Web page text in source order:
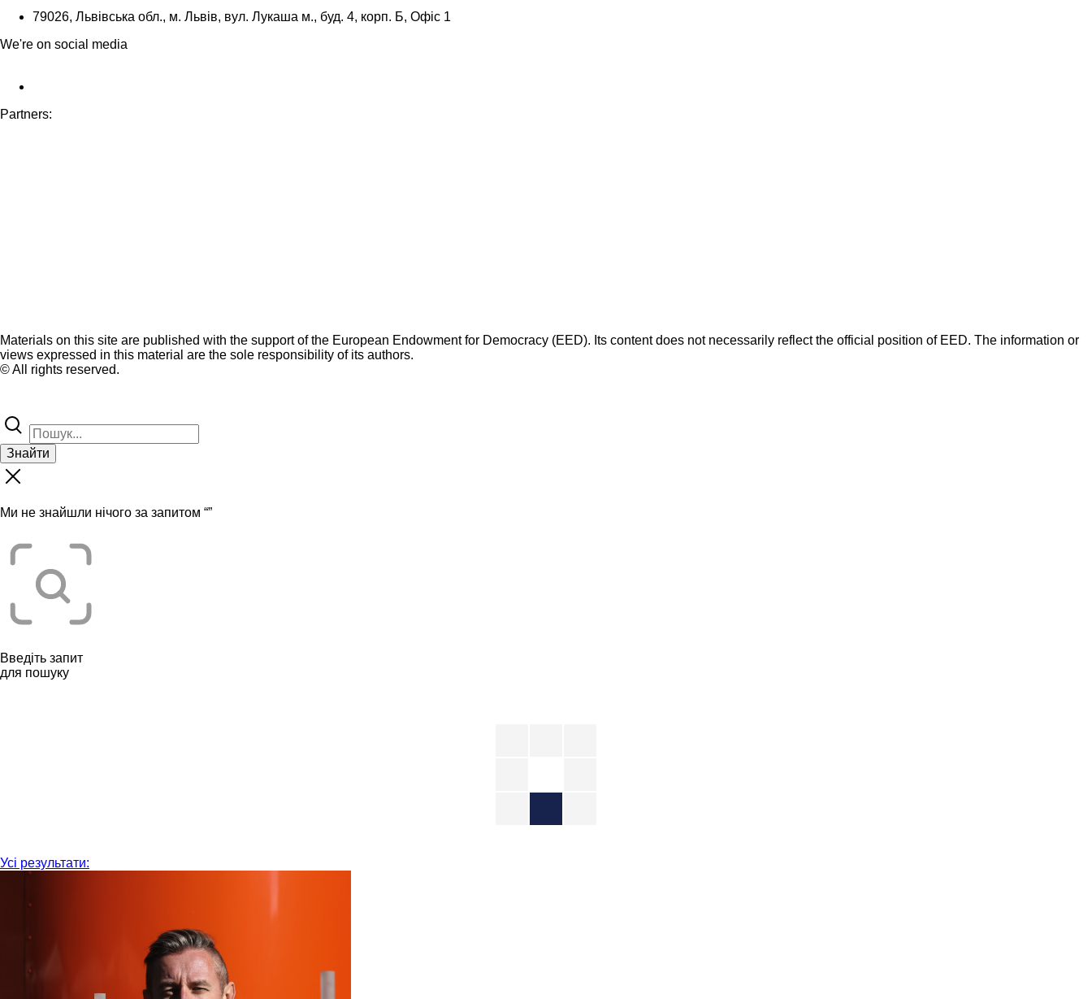
79026, Львівська обл., м. Львів, вул. Лукаша м., буд. 4, корп. Б, Офіс 1
We're on social media
Partners:
Materials on this site are published with the support of the European Endowment for Democracy (EED). Its content does not necessarily reflect the official position of EED. The information or
views expressed in this material are the sole responsibility of its authors.
© All rights reserved.
Знайти
Ми не знайшли нічого за запитом “”
Введіть запит
для пошуку
Усі результати: